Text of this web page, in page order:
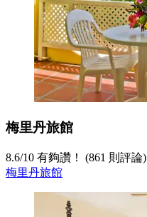
梅里丹旅館
8.6/10 有夠讚！ (861 則評論)
梅里丹旅館